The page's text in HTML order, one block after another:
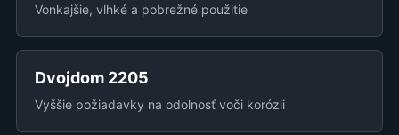
Vonkajšie, vlhké a pobrežné použitie
Dvojdom 2205
Vyššie požiadavky na odolnosť voči korózii